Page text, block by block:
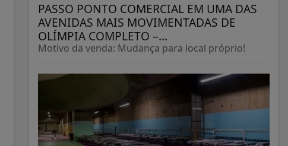
PASSO PONTO COMERCIAL EM UMA DAS
AVENIDAS MAIS MOVIMENTADAS DE
OLÍMPIA COMPLETO –...
Motivo da venda: Mudança para local próprio!